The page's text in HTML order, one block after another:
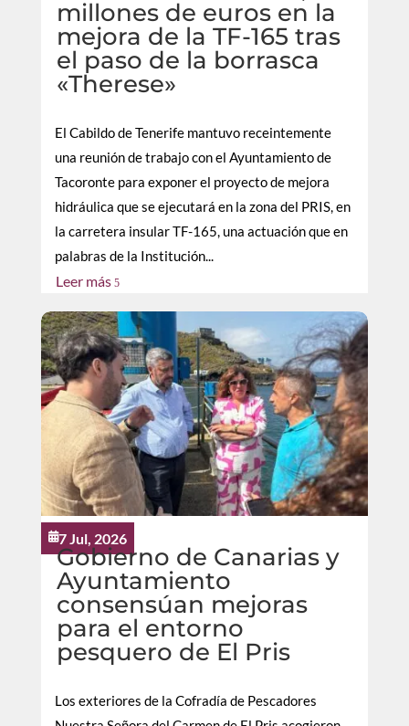
millones de euros en la
mejora de la TF-165 tras
el paso de la borrasca
«Therese»
El Cabildo de Tenerife mantuvo receintemente
una reunión de trabajo con el Ayuntamiento de
Tacoronte para exponer el proyecto de mejora
hidráulica que se ejecutará en la zona del PRIS, en
la carretera insular TF-165, una actuación que en
palabras de la Institución...
Leer más 5
7 Jul, 2026
Gobierno de Canarias y
Ayuntamiento
consensúan mejoras
para el entorno
pesquero de El Pris
Los exteriores de la Cofradía de Pescadores